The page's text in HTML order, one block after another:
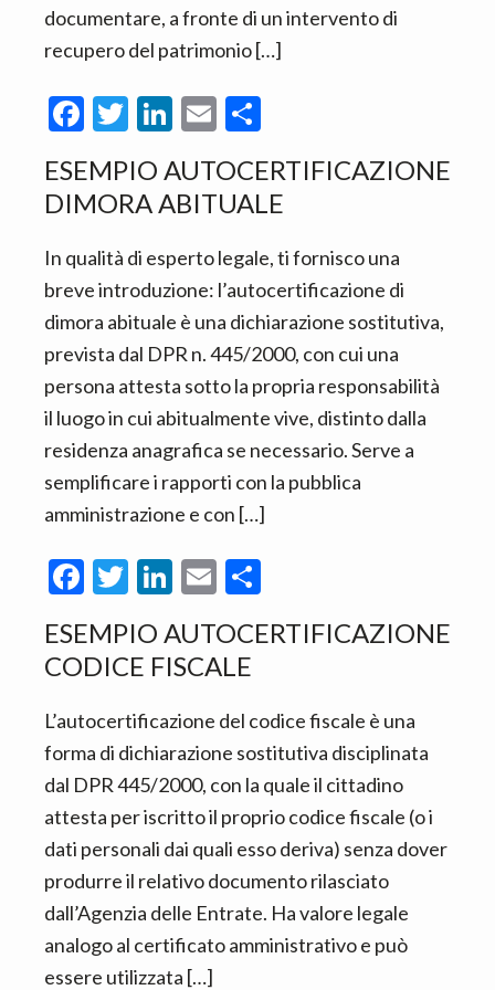
documentare, a fronte di un intervento di
recupero del patrimonio […]
F
e
b
o
o
k
T
itt
er
Li
ke
dI
n
E
ai
l
n
di
vi
di
ESEMPIO AUTOCERTIFICAZIONE
DIMORA ABITUALE​
In qualità di esperto legale, ti fornisco una
breve introduzione: l’autocertificazione di
dimora abituale è una dichiarazione sostitutiva,
prevista dal DPR n. 445/2000, con cui una
persona attesta sotto la propria responsabilità
il luogo in cui abitualmente vive, distinto dalla
residenza anagrafica se necessario. Serve a
semplificare i rapporti con la pubblica
amministrazione e con […]
F
e
b
o
o
k
T
itt
er
Li
ke
dI
n
E
ai
l
n
vi
di
ESEMPIO AUTOCERTIFICAZIONE
CODICE FISCALE​
L’autocertificazione del codice fiscale è una
forma di dichiarazione sostitutiva disciplinata
dal DPR 445/2000, con la quale il cittadino
attesta per iscritto il proprio codice fiscale (o i
dati personali dai quali esso deriva) senza dover
produrre il relativo documento rilasciato
dall’Agenzia delle Entrate. Ha valore legale
analogo al certificato amministrativo e può
essere utilizzata […]